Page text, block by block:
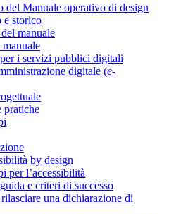
del Manuale operativo di design
e storico
manuale
i servizi pubblici digitali
digitale (e-
pratiche
by design
per l’accessibilità
e criteri di successo
una dichiarazione di